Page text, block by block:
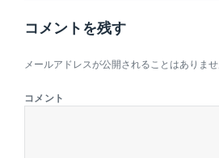
コメントを残す
メールアドレスが公開されることはありませ
コメント